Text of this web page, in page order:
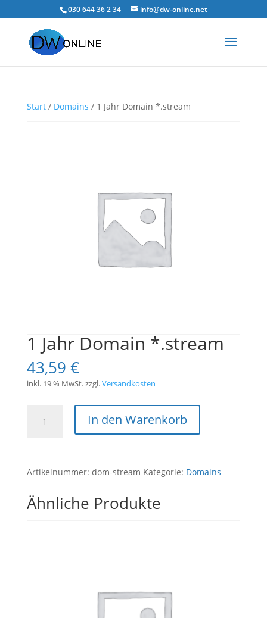
030 644 36 2 34 info@dw-online.net
Start/ Domains / 1 Jahr Domain *.stream
1 Jahr Domain *.stream
43,59 €
inkl. 19 % MwSt.zzgl.Versandkosten
Menge
In den Warenkorb
Artikelnummer: dom-stream Kategorie: Domains
Ähnliche Produkte